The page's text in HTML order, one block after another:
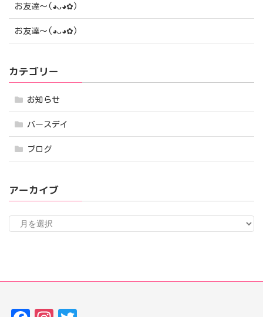
お友達〜(⁠◕⁠ᴗ⁠◕⁠✿⁠)
お友達〜(⁠◕⁠ᴗ⁠◕⁠✿⁠)
カテゴリー
お知らせ
バースデイ
ブログ
アーカイブ